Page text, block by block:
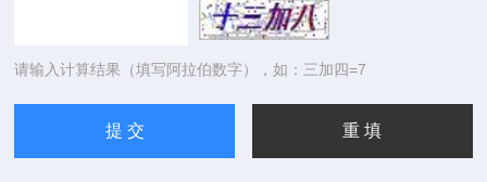
请输入计算结果（填写阿拉伯数字），如：三加四=7